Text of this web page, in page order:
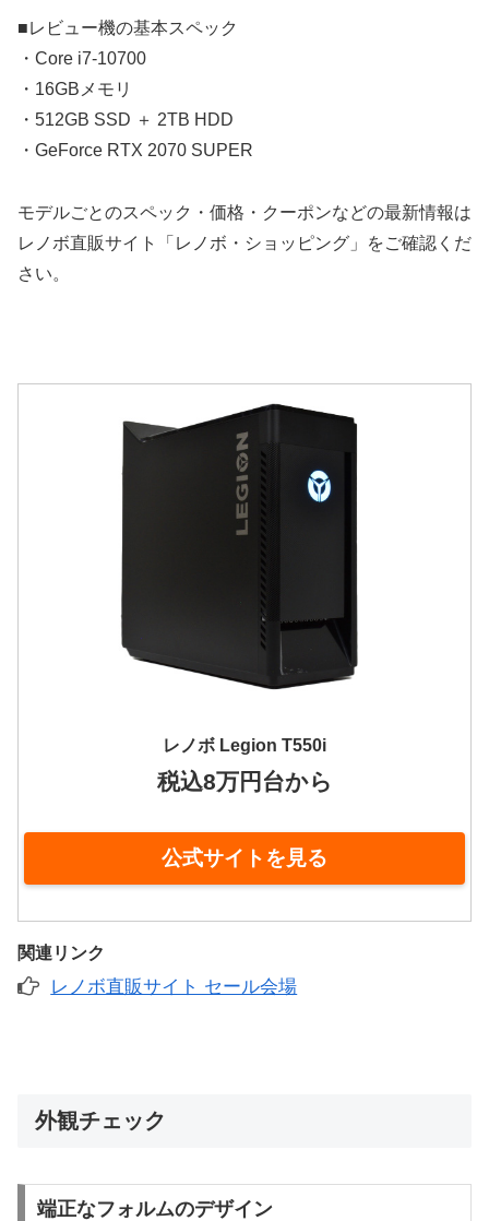
■レビュー機の基本スペック
・Core i7-10700
・16GBメモリ
・512GB SSD ＋ 2TB HDD
・GeForce RTX 2070 SUPER
モデルごとのスペック・価格・クーポンなどの最新情報は
レノボ直販サイト「レノボ・ショッピング」をご確認くだ
さい。
レノボ Legion T550i
税込8万円台から
公式サイトを見る
関連リンク
レノボ直販サイト セール会場
外観チェック
端正なフォルムのデザイン